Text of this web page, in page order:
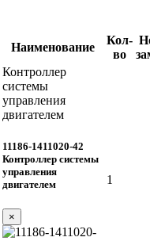
Наименование
Кол-
во
Контроллер
системы
управления
двигателем
11186-1411020-42
Контроллер системы
управления
двигателем
×
1